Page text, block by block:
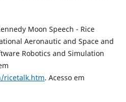
Moon Speech - Rice
Aeronautic and Space and
Robotics and Simulation
ricetalk.htm. Acesso em